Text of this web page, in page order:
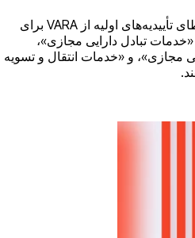
این نقطه عطف نشان‌دهنده اعطای تأییدیه‌های اولیه از VARA برای
و تسویه